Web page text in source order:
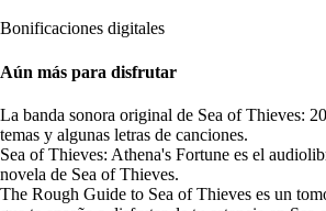
Bonificaciones digitales
Aún más para disfrutar
La banda sonora original de Sea of Thieves:
temas y algunas letras de canciones.
Sea of Thieves: Athena's Fortune es el
novela de Sea of Thieves.
The Rough Guide to Sea of Thieves es un